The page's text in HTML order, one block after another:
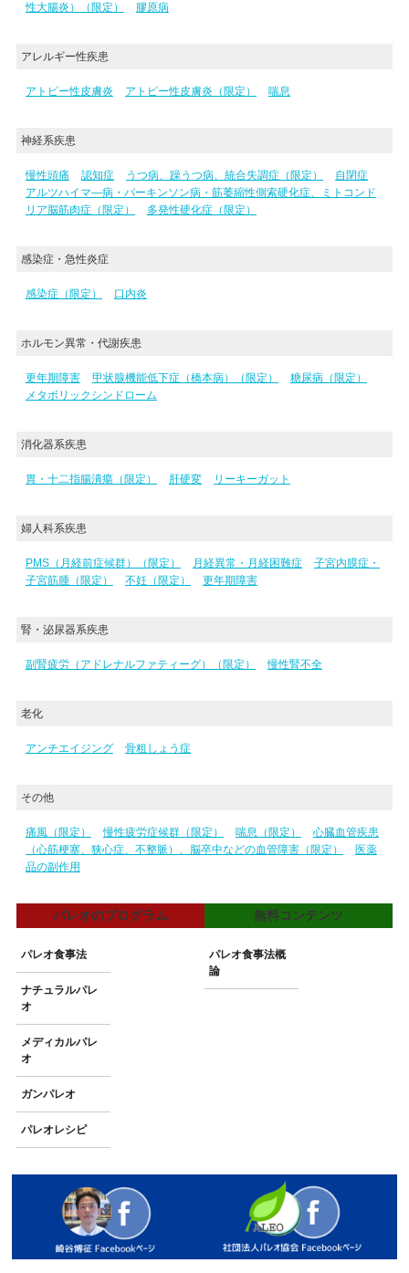
性大腸炎）（限定）
膠原病
アレルギー性疾患
アトピー性皮膚炎 アトピー性皮膚炎（限定） 喘息
神経系疾患
慢性頭痛 認知症 うつ病、躁うつ病、統合失調症（限定）
自閉症
アルツハイマ―病・パーキンソン病・筋萎縮性側索硬化症、ミトコンド
リア脳筋肉症（限定）
多発性硬化症（限定）
感染症・急性炎症
感染症（限定） 口内炎
ホルモン異常・代謝疾患
更年期障害 甲状腺機能低下症（橋本病）（限定）
糖尿病（限定）
メタボリックシンドローム
消化器系疾患
胃・十二指腸潰瘍（限定） 肝硬変 リーキーガット
婦人科系疾患
PMS（月経前症候群）（限定） 月経異常・月経困難症
子宮内膜症・
子宮筋腫（限定）
不妊（限定） 更年期障害
腎・泌尿器系疾患
副腎疲労（アドレナルファティーグ）（限定） 慢性腎不全
老化
アンチエイジング 骨粗しょう症
その他
痛風（限定） 慢性疲労症候群（限定） 喘息（限定）
心臓血管疾患
（心筋梗塞、狭心症、不整脈）、脳卒中などの血管障害（限定）
医薬
品の副作用
パレオのプログラム
パレオ食事法
ナチュラルパレ
オ
メディカルパレ
オ
ガンパレオ
パレオレシピ
無料コンテンツ
パレオ食事法概
論